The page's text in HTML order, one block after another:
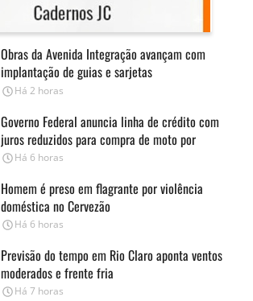
Obras da Avenida Integração avançam com
implantação de guias e sarjetas
Há 2 horas
Governo Federal anuncia linha de crédito com
juros reduzidos para compra de moto por
entregadores
Há 6 horas
Homem é preso em flagrante por violência
doméstica no Cervezão
Há 6 horas
Previsão do tempo em Rio Claro aponta ventos
moderados e frente fria
Há 7 horas